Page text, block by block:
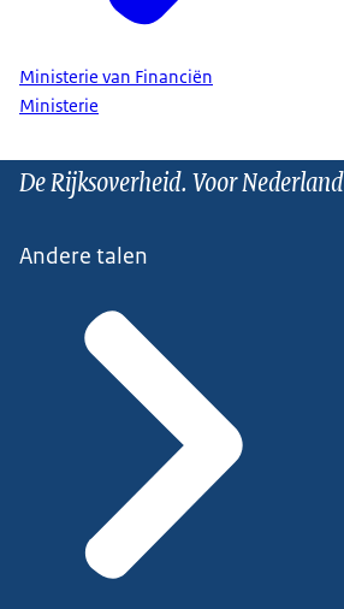
Ministerie van Financiën
Ministerie
De Rijksoverheid. Voor Nederland
Andere talen